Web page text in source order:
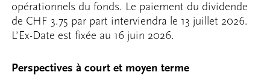
opérationnels du fonds. Le paiement du dividende
de CHF 3.75 par part interviendra le 13 juillet 2026.
L’Ex-Date est fixée au 16 juin 2026.
Perspectives à court et moyen terme